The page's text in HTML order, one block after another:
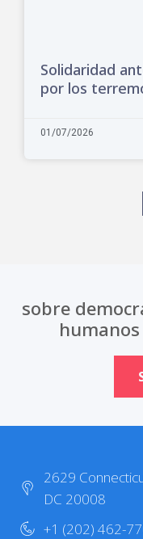
Solidaridad
por los
01/07/2026
sobre
2629
DC 20008
+1 (202) 462-